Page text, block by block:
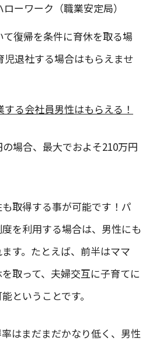
ーワーク（職業安定局）
復帰を条件に育休を取る場
児退社する場合はもらえませ
する会社員男性はもらえる！
場合、最大でおよそ210万円
取得する事が可能です！パ
を利用する場合は、男性にも
す。たとえば、前半はママ
取って、夫婦交互に子育てに
ということです。
はまだまだかなり低く、男性